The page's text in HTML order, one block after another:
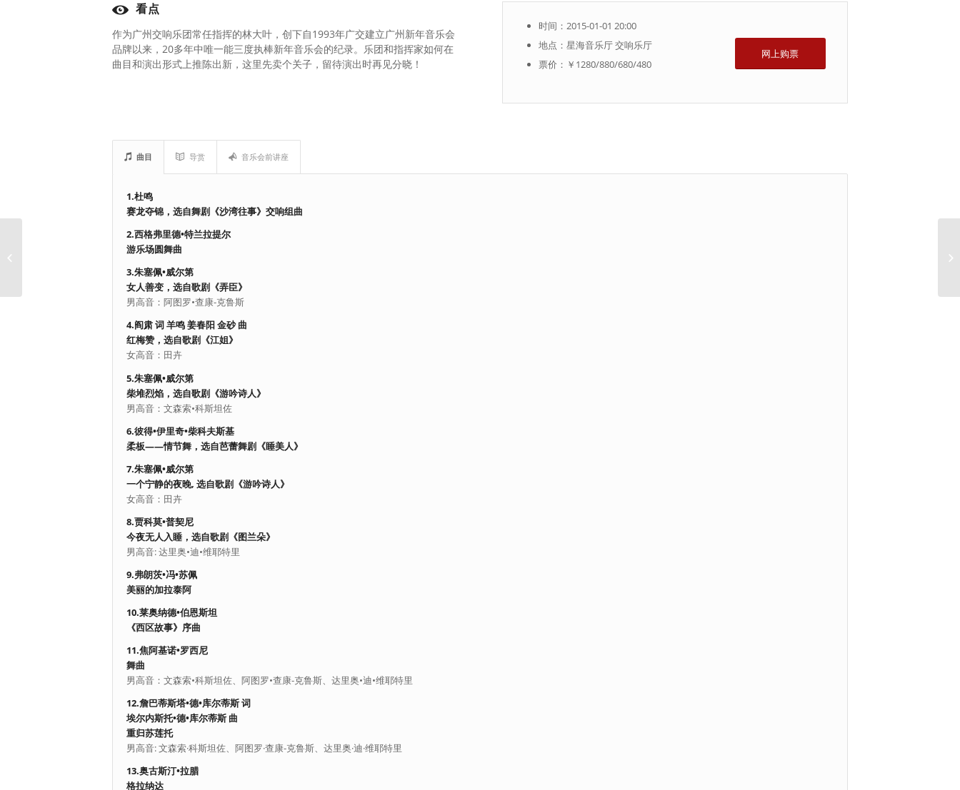
看点
作为广州交响乐团常任指挥的林大叶，创下自1993年广交建立广州新年音乐会
品牌以来，20多年中唯一能三度执棒新年音乐会的纪录。乐团和指挥家如何在
曲目和演出形式上推陈出新，这里先卖个关子，留待演出时再见分晓！
时间：2015-01-01 20:00
地点：星海音乐厅 交响乐厅
票价：￥1280/880/680/480
网上购票
曲目 导赏 音乐会前讲座
1.杜鸣
赛龙夺锦，选自舞剧《沙湾往事》交响组曲
2.西格弗里德•特兰拉提尔
游乐场圆舞曲
3.朱塞佩•威尔第
女人善变，选自歌剧《弄臣》
男高音：阿图罗•查康-克鲁斯
4.阎肃 词 羊鸣 姜春阳 金砂 曲
红梅赞，选自歌剧《江姐》
女高音：田卉
5.朱塞佩•威尔第
柴堆烈焰，选自歌剧《游吟诗人》
男高音：文森索•科斯坦佐
6.彼得•伊里奇•柴科夫斯基
柔板——情节舞，选自芭蕾舞剧《睡美人》
7.朱塞佩•威尔第
一个宁静的夜晚, 选自歌剧《游吟诗人》
女高音：田卉
8.贾科莫•普契尼
今夜无人入睡，选自歌剧《图兰朵》
男高音: 达里奥•迪•维耶特里
9.弗朗茨•冯•苏佩
美丽的加拉泰阿
10.莱奥纳德•伯恩斯坦
《西区故事》序曲
11.焦阿基诺•罗西尼
舞曲
男高音：文森索•科斯坦佐、阿图罗•查康-克鲁斯、达里奥•迪•维耶特里
12.詹巴蒂斯塔•德•库尔蒂斯 词
埃尔内斯托•德•库尔蒂斯 曲
重归苏莲托
男高音: 文森索·科斯坦佐、阿图罗·查康-克鲁斯、达里奥·迪·维耶特里
13.奥古斯汀•拉腊
格拉纳达